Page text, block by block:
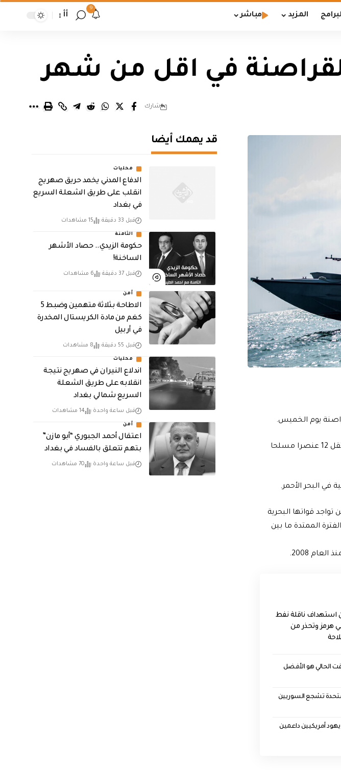
المزيد مباشر
9
أأ
لقراصنة في اقل من شهر
شارك
يوم الخميس.
وذكرت البحرية الإيرانية في بيان نشرته وكالة إرنا أن قواتها البحرية صدت هجوما نفذته سفينة تقل 12 عنصرا مسلحا
قواتها البحرية
الممتدة ما بين
2008.
استهداف ناقلة نفط
في هرمز وتحذر من
الحالي هو الأفضل
المتحدة تشجع السوريين
أمريكيين داعمين
قد يهمك أيضا
محليات
الدفاع المدني يخمد حريق صهريج
انقلب على طريق الشعلة السريع
في بغداد
قبل 33 دقيقة 15 مشاهدات
الثامنة
حكومة الزيدي.. حصاد الأشهر
الساخنة!
قبل 37 دقيقة 6 مشاهدات
أمن
الاطاحة بثلاثة متهمين وضبط 5
كغم من مادة الكريستال المخدرة ​
في أربيل
قبل 55 دقيقة 8 مشاهدات
محليات
اندلاع النيران في صهريج نتيجة
انقلابه على طريق الشعلة
السريع شمالي بغداد
قبل ساعة واحدة 14 مشاهدات
أمن
اعتقال أحمد الجبوري “أبو مازن”
بتهم تتعلق بالفساد في بغداد
قبل ساعة واحدة 70 مشاهدات